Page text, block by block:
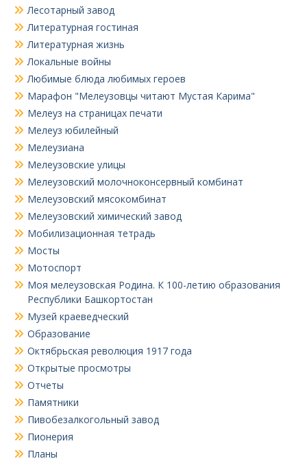
Лесотарный завод
Литературная гостиная
Литературная жизнь
Локальные войны
Любимые блюда любимых героев
Марафон "Мелеузовцы читают Мустая Карима"
Мелеуз на страницах печати
Мелеуз юбилейный
Мелеузиана
Мелеузовские улицы
Мелеузовский молочноконсервный комбинат
Мелеузовский мясокомбинат
Мелеузовский химический завод
Мобилизационная тетрадь
Мосты
Мотоспорт
Моя мелеузовская Родина. К 100-летию образования
Республики Башкортостан
Музей краеведческий
Образование
Октябрьская революция 1917 года
Открытые просмотры
Отчеты
Памятники
Пивобезалкогольный завод
Пионерия
Планы